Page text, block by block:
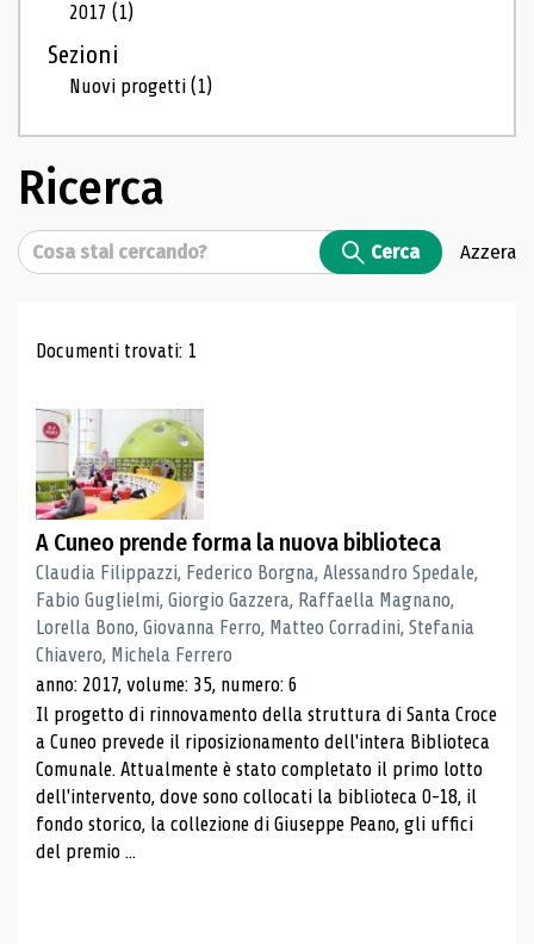
2017(1)
Sezioni
Nuovi progetti(1)
Ricerca
Cerca Cerca Azzera
Risultati di ricerca
Documenti trovati: 1
A Cuneo prende forma la nuova biblioteca
Claudia Filippazzi, Federico Borgna, Alessandro Spedale,
Fabio Guglielmi, Giorgio Gazzera, Raffaella Magnano,
Lorella Bono, Giovanna Ferro, Matteo Corradini, Stefania
Chiavero, Michela Ferrero
anno: 2017, volume: 35, numero: 6
Il progetto di rinnovamento della struttura di Santa Croce
a Cuneo prevede il riposizionamento dell'intera Biblioteca
Comunale. Attualmente è stato completato il primo lotto
dell'intervento, dove sono collocati la biblioteca 0-18, il
fondo storico, la collezione di Giuseppe Peano, gli uffici
del premio ...